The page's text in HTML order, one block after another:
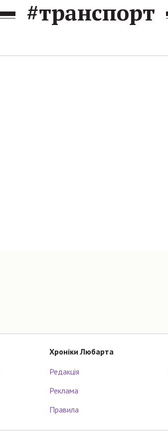
#транспорт
Хроніки Любарта
Редакція
Реклама
Правила